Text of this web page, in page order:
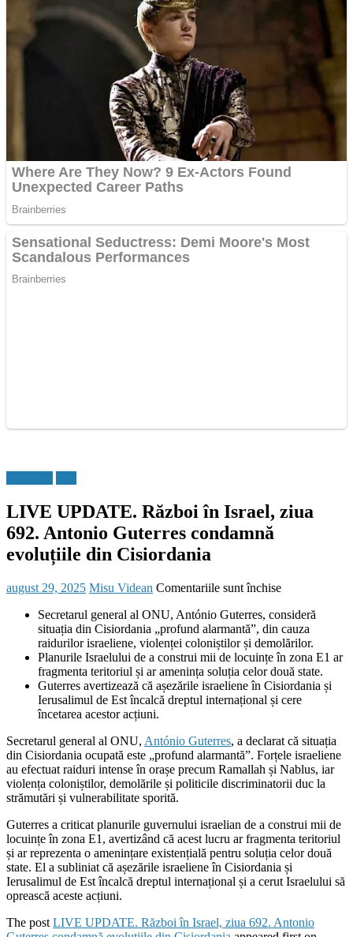
LIVE UPDATE. Război în Israel, ziua
692. Antonio Guterres condamnă
evoluțiile din Cisiordania
Posted
august 29, 2025 Author
Misu Videan Comentariile sunt închisepentru
UPDATE.
Război
în
Israel,
ziua
692.
Antonio
evoluțiile
din
Cisiordania
Secretarul general al ONU, António Guterres, consideră
situația din Cisiordania „profund alarmantă”, din cauza
raidurilor israeliene, violenței coloniștilor și demolărilor.
Planurile Israelului de a construi mii de locuințe în zona E1 ar
fragmenta teritoriul și ar amenința soluția celor două state.
Guterres avertizează că așezările israeliene în Cisiordania și
Ierusalimul de Est încalcă dreptul internațional și cere
încetarea acestor acțiuni.
Secretarul general al ONU, António Guterres, a declarat că situația
din Cisiordania ocupată este „profund alarmantă”. Forțele israeliene
au efectuat raiduri intense în orașe precum Ramallah și Nablus, iar
violența coloniștilor, demolările și politicile discriminatorii duc la
strămutări și vulnerabilitate sporită.
Guterres a criticat planurile guvernului israelian de a construi mii de
locuințe în zona E1, avertizând că acest lucru ar fragmenta teritoriul
și ar reprezenta o amenințare existențială pentru soluția celor două
state. El a subliniat că așezările israeliene în Cisiordania și
Ierusalimul de Est încalcă dreptul internațional și a cerut Israelului să
oprească aceste acțiuni.
The post LIVE UPDATE. Război în Israel, ziua 692. Antonio